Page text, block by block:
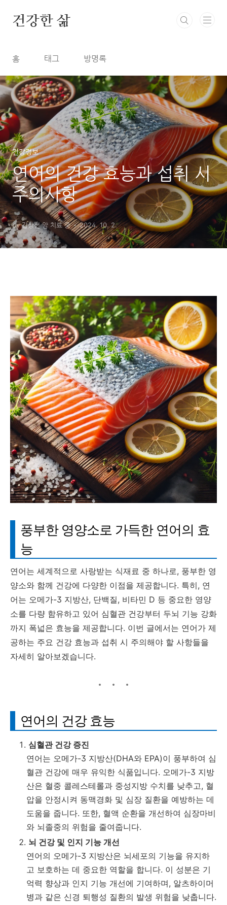
건강한 삶
홈 태그 방명록
건강정보
연어의 건강 효능과 섭취 시
주의사항
by 갑상선 암 치료 중 2024. 10. 2.
풍부한 영양소로 가득한 연어의 효
능
연어는 세계적으로 사랑받는 식재료 중 하나로, 풍부한 영
양소와 함께 건강에 다양한 이점을 제공합니다. 특히, 연
어는 오메가-3 지방산, 단백질, 비타민 D 등 중요한 영양
소를 다량 함유하고 있어 심혈관 건강부터 두뇌 기능 강화
까지 폭넓은 효능을 제공합니다. 이번 글에서는 연어가 제
공하는 주요 건강 효능과 섭취 시 주의해야 할 사항들을
자세히 알아보겠습니다.
연어의 건강 효능
심혈관 건강 증진
연어는 오메가-3 지방산(DHA와 EPA)이 풍부하여 심
혈관 건강에 매우 유익한 식품입니다. 오메가-3 지방
산은 혈중 콜레스테롤과 중성지방 수치를 낮추고, 혈
압을 안정시켜 동맥경화 및 심장 질환을 예방하는 데
도움을 줍니다. 또한, 혈액 순환을 개선하여 심장마비
와 뇌졸중의 위험을 줄여줍니다.
뇌 건강 및 인지 기능 개선
연어의 오메가-3 지방산은 뇌세포의 기능을 유지하
고 보호하는 데 중요한 역할을 합니다. 이 성분은 기
억력 향상과 인지 기능 개선에 기여하며, 알츠하이머
병과 같은 신경 퇴행성 질환의 발생 위험을 낮춥니다.